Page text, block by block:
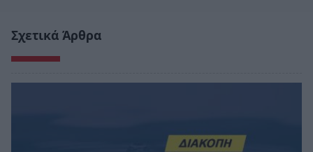
Σχετικά Άρθρα